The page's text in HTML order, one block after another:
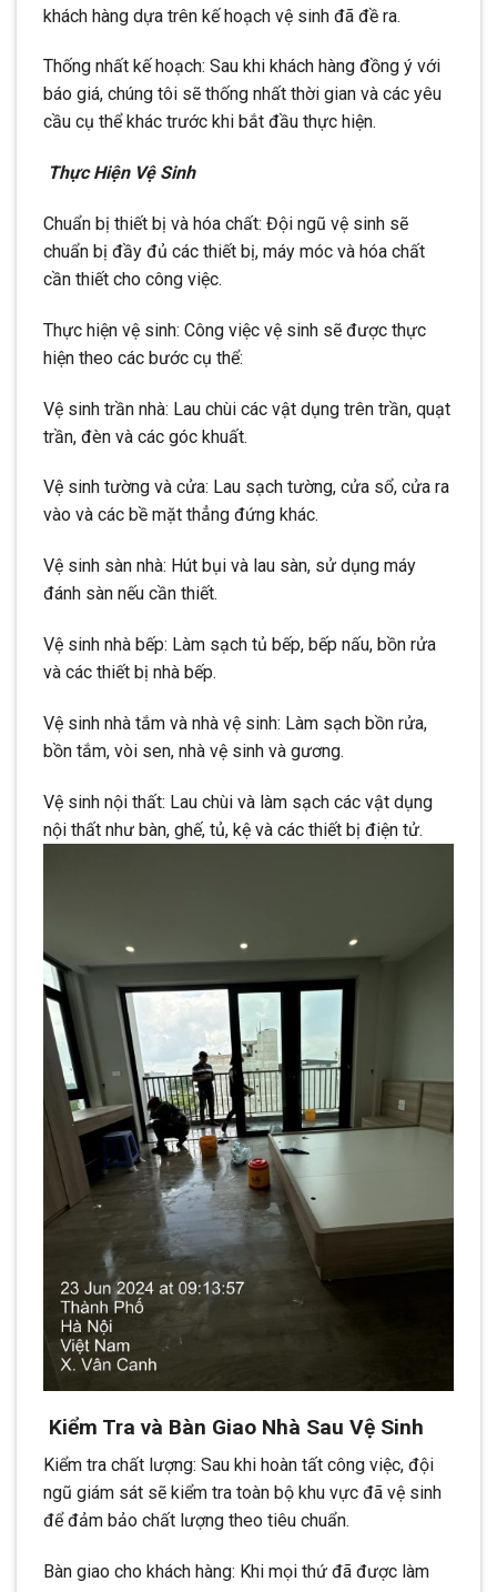
khách hàng dựa trên kế hoạch vệ sinh đã đề ra.
Thống nhất kế hoạch: Sau khi khách hàng đồng ý với
báo giá, chúng tôi sẽ thống nhất thời gian và các yêu
cầu cụ thể khác trước khi bắt đầu thực hiện.
Thực Hiện Vệ Sinh
Chuẩn bị thiết bị và hóa chất: Đội ngũ vệ sinh sẽ
chuẩn bị đầy đủ các thiết bị, máy móc và hóa chất
cần thiết cho công việc.
Thực hiện vệ sinh: Công việc vệ sinh sẽ được thực
hiện theo các bước cụ thể:
Vệ sinh trần nhà: Lau chùi các vật dụng trên trần, quạt
trần, đèn và các góc khuất.
Vệ sinh tường và cửa: Lau sạch tường, cửa sổ, cửa ra
vào và các bề mặt thẳng đứng khác.
Vệ sinh sàn nhà: Hút bụi và lau sàn, sử dụng máy
đánh sàn nếu cần thiết.
Vệ sinh nhà bếp: Làm sạch tủ bếp, bếp nấu, bồn rửa
và các thiết bị nhà bếp.
Vệ sinh nhà tắm và nhà vệ sinh: Làm sạch bồn rửa,
bồn tắm, vòi sen, nhà vệ sinh và gương.
Vệ sinh nội thất: Lau chùi và làm sạch các vật dụng
nội thất như bàn, ghế, tủ, kệ và các thiết bị điện tử.
Kiểm Tra và Bàn Giao Nhà Sau Vệ Sinh
Kiểm tra chất lượng: Sau khi hoàn tất công việc, đội
ngũ giám sát sẽ kiểm tra toàn bộ khu vực đã vệ sinh
để đảm bảo chất lượng theo tiêu chuẩn.
Bàn giao cho khách hàng: Khi mọi thứ đã được làm